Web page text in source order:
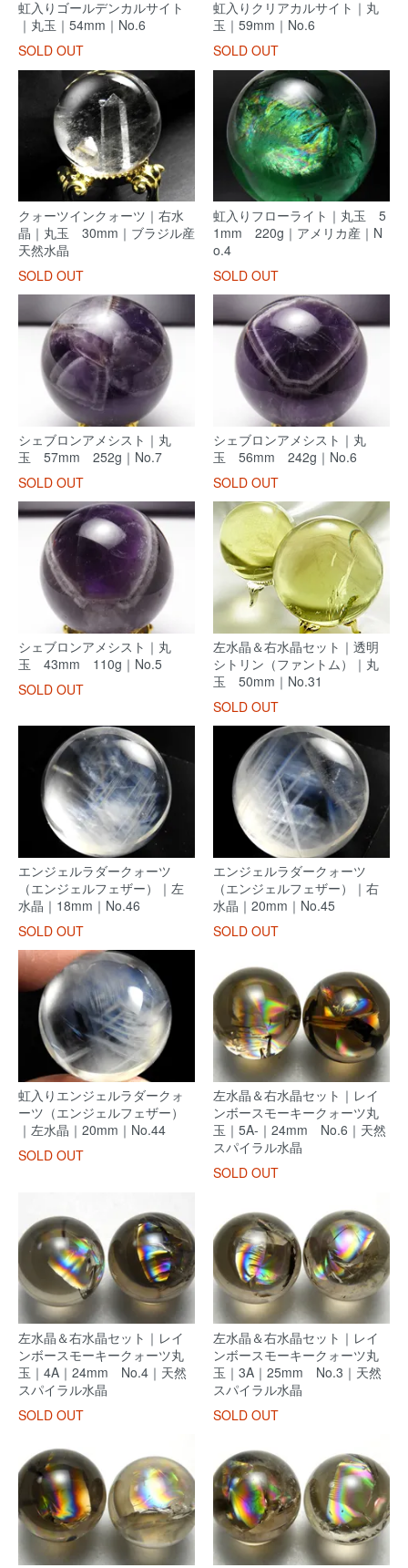
虹入りゴールデンカルサイト
｜丸玉｜54mm｜No.6
SOLD OUT
虹入りクリアカルサイト｜丸
玉｜59mm｜No.6
SOLD OUT
クォーツインクォーツ｜右水
晶｜丸玉 30mm｜ブラジル産
天然水晶
SOLD OUT
虹入りフローライト｜丸玉 5
1mm 220g｜アメリカ産｜N
o.4
SOLD OUT
シェブロンアメシスト｜丸
玉 57mm 252g｜No.7
SOLD OUT
シェブロンアメシスト｜丸
玉 56mm 242g｜No.6
SOLD OUT
シェブロンアメシスト｜丸
玉 43mm 110g｜No.5
SOLD OUT
左水晶＆右水晶セット｜透明
シトリン（ファントム）｜丸
玉 50mm｜No.31
SOLD OUT
エンジェルラダークォーツ
（エンジェルフェザー）｜左
水晶｜18mm｜No.46
SOLD OUT
エンジェルラダークォーツ
（エンジェルフェザー）｜右
水晶｜20mm｜No.45
SOLD OUT
虹入りエンジェルラダークォ
ーツ（エンジェルフェザー）
｜左水晶｜20mm｜No.44
SOLD OUT
左水晶＆右水晶セット｜レイ
ンボースモーキークォーツ丸
玉｜5A-｜24mm No.6｜天然
スパイラル水晶
SOLD OUT
左水晶＆右水晶セット｜レイ
ンボースモーキークォーツ丸
玉｜4A｜24mm No.4｜天然
スパイラル水晶
SOLD OUT
左水晶＆右水晶セット｜レイ
ンボースモーキークォーツ丸
玉｜3A｜25mm No.3｜天然
スパイラル水晶
SOLD OUT